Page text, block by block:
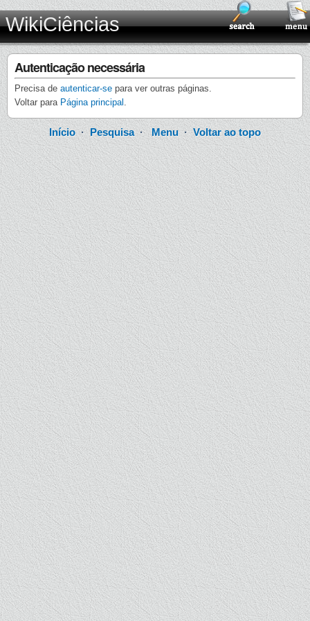
WikiCiências
Autenticação necessária
Precisa de autenticar-se para ver outras páginas.
Voltar para Página principal .
Início · Pesquisa·Menu ·Voltar ao topo